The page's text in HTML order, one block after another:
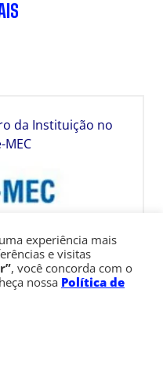
da Instituição no
MEC
experiência mais
e visitas
, você concorda com o
nossa Política de